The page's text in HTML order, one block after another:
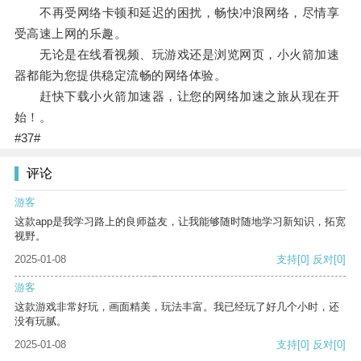
不再受网络卡顿和延迟的困扰，畅快冲浪网络，尽情享
受高速上网的乐趣。
无论是在线看视频、玩游戏还是浏览网页，小火箭加速
器都能为您提供稳定流畅的网络体验。
赶快下载小火箭加速器，让您的网络加速之旅从现在开
始！。
#37#
评论
游客
这款app是我学习路上的良师益友，让我能够随时随地学习新知识，拓宽
视野。
2025-01-08
支持[0] 反对[0]
游客
这款游戏非常好玩，画面精美，玩法丰富。我已经玩了好几个小时，还
没有玩腻。
2025-01-08
支持[0] 反对[0]